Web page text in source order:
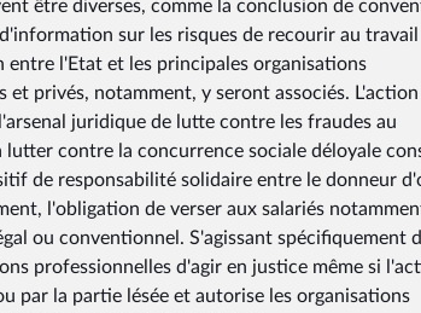
être diverses, comme la conclusion de
sur les risques de recourir au travail
entre l'Etat et les principales organisations
et privés, notamment, y seront associés. L'action
juridique de lutte contre les fraudes au
contre la concurrence sociale déloyale
de responsabilité solidaire entre le donneur
l'obligation de verser aux salariés
ou conventionnel. S'agissant spécifiquement
professionnelles d'agir en justice même si
par la partie lésée et autorise les organisations